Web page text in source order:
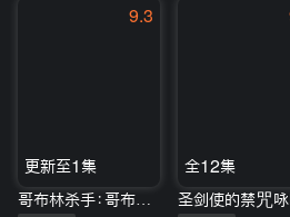
9.3
更新至1集
全12集
圣剑使的禁咒